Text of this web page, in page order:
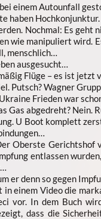
einem Autounfall
haben
Nochmal: Es geht
wie manipuliert wird.
menschlich…
ausgesucht…
Flüge – es ist jetzt
Putsch? Wagner
Frieden war
Gas abgedreht?
U Boot komplett
Oberste Gerichtshof
entlassen
er denn so gegen
einem Video die
vor. In dem Buch
dass die